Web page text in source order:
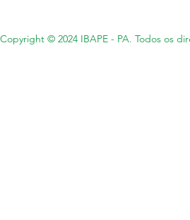
Copyright © 2024 IBAPE - PA. Todos os